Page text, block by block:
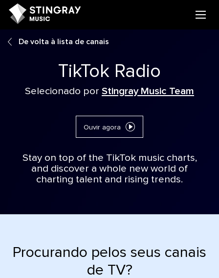
De volta à lista de canais
TikTok Radio
Selecionado por Stingray Music Team
Ouvir agora
Stay on top of the TikTok music charts,
and discover a whole new world of
charting talent and rising trends.
Procurando pelos seus canais
de TV?